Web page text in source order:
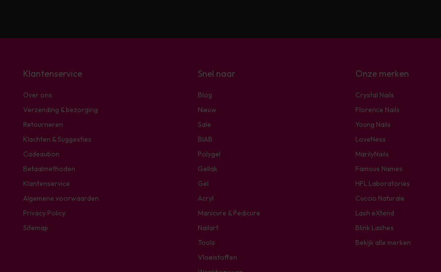
Klantenservice
Over ons
Verzending & bezorging
Retourneren
Klachten & Suggesties
Cadeaubon
Betaalmethoden
Klantenservice
Algemene voorwaarden
Privacy Policy
Sitemap
Snel naar
Blog
Nieuw
Sale
BIAB
Polygel
Gellak
Gel
Acryl
Manicure & Pedicure
Nailart
Tools
Vloeistoffen
Onze merken
Crystal Nails
Florence Nails
Young Nails
LoveNess
MarilyNails
Famous Names
HFL Laboratories
Cuccio Naturale
Lash eXtend
Blink Lashes
Bekijk alle merken